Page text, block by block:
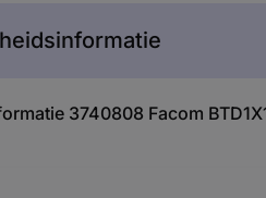
3740808 Facom